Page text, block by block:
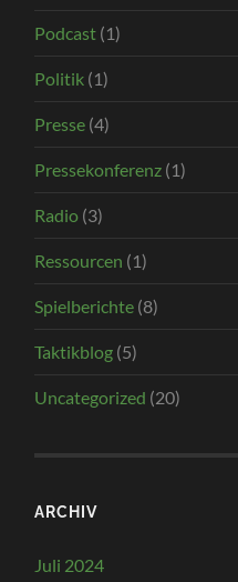
Podcast (1)
Politik (1)
Presse (4)
Pressekonferenz (1)
Radio (3)
Ressourcen (1)
Spielberichte (8)
Taktikblog (5)
Uncategorized (20)
ARCHIV
Juli 2024